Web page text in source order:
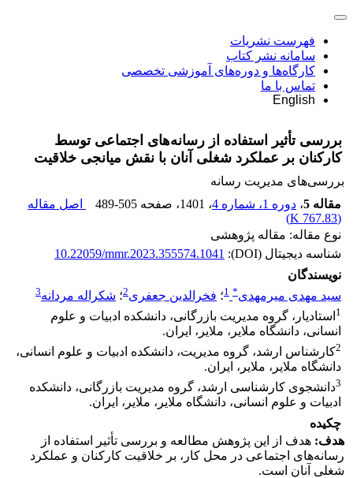
فهرست نشریات
سامانه نشر کتاب
کارگاه‌ها و دوره‌های آموزشی تخصصی
تماس با ما
English
بررسی تأثیر استفاده از رسانه‌های اجتماعی توسط
کارکنان بر عملکرد شغلی آنان با نقش میانجی خلاقیت
بررسی‌های مدیریت رسانه
مقاله 5
، دوره 1، شماره 4 ، 1401 ، صفحه 489-505
اصل مقاله
(
767.83 K
)
نوع مقاله: مقاله پژوهشی
شناسه دیجیتال (DOI):
10.22059/mmr.2023.355574.1041
نویسندگان
سید مهدی میرمهدی*
1؛ فخرالدین جعفری2؛ شکراله مردانه3
1 استادیار، گروه مدیریت بازرگانی، دانشکده ادبیات و علوم
انسانی، دانشگاه ملایر، ملایر، ایران.
2کارشناس ارشد، گروه مدیریت، دانشکده ادبیات و علوم انسانی،
دانشگاه ملایر، ملایر، ایران.
3دانشجوی کارشناسی ارشد، گروه مدیریت بازرگانی، دانشکده
ادبیات و علوم انسانی، دانشگاه ملایر، ملایر، ایران.
چکیده
هدف: هدف از این پژوهش مطالعه و بررسی تأثیر استفاده از
رسانه‌های اجتماعی در محل کار، بر خلاقیت کارکنان و عملکرد
شغلی آنان است.